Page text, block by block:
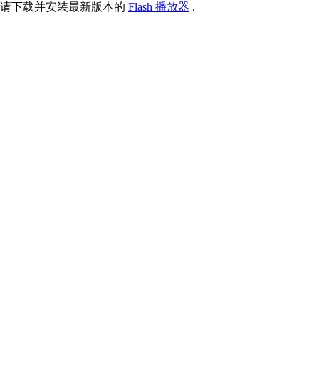
请下载并安装最新版本的 Flash 播放器 .